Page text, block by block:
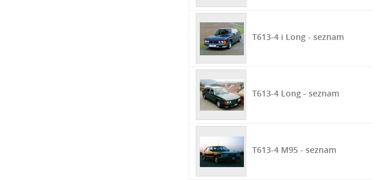
T613-4 i Long - seznam
T613-4 Long - seznam
T613-4 M95 - seznam